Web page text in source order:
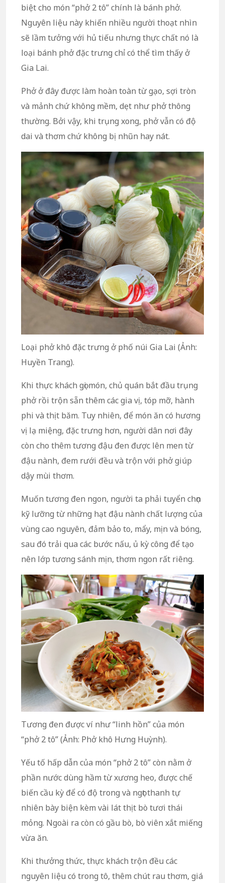
biệt cho món “phở 2 tô” chính là bánh phở.
Nguyên liệu này khiến nhiều người thoạt nhìn
sẽ lầm tưởng với hủ tiếu nhưng thực chất nó là
loại bánh phở đặc trưng chỉ có thể tìm thấy ở
Gia Lai.
Phở ở đây được làm hoàn toàn từ gạo, sợi tròn
và mảnh chứ không mềm, dẹt như phở thông
thường. Bởi vậy, khi trụng xong, phở vẫn có độ
dai và thơm chứ không bị nhũn hay nát.
Loại phở khô đặc trưng ở phố núi Gia Lai (Ảnh:
Huyền Trang).
Khi thực khách gọi món, chủ quán bắt đầu trụng
phở rồi trộn sẵn thêm các gia vị, tóp mỡ, hành
phi và thịt băm. Tuy nhiên, để món ăn có hương
vị lạ miệng, đặc trưng hơn, người dân nơi đây
còn cho thêm tương đậu đen được lên men từ
đậu nành, đem rưới đều và trộn với phở giúp
dậy mùi thơm.
Muốn tương đen ngon, người ta phải tuyển chọn
kỹ lưỡng từ những hạt đậu nành chất lượng của
vùng cao nguyên, đảm bảo to, mẩy, mịn và bóng,
sau đó trải qua các bước nấu, ủ kỳ công để tạo
nên lớp tương sánh mịn, thơm ngon rất riêng.
Tương đen được ví như “linh hồn” của món
“phở 2 tô” (Ảnh: Phở khô Hưng Huỳnh).
Yếu tố hấp dẫn của món “phở 2 tô” còn nằm ở
phần nước dùng hầm từ xương heo, được chế
biến cầu kỳ để có độ trong và ngọt thanh tự
nhiên bày biện kèm vài lát thịt bò tươi thái
mỏng. Ngoài ra còn có gầu bò, bò viên xắt miếng
vừa ăn.
Khi thưởng thức, thực khách trộn đều các
nguyên liệu có trong tô, thêm chút rau thơm, giá